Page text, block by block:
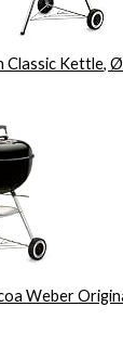
Classic Kettle, Ø
Weber